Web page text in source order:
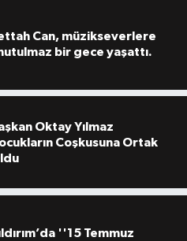
Can, müzikseverlere
bir gece yaşattı.
Oktay Yılmaz
Coşkusuna Ortak
''15 Temmuz